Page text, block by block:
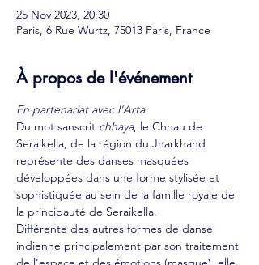
25 Nov 2023, 20:30
Paris, 6 Rue Wurtz, 75013 Paris, France
À propos de l'événement
En partenariat avec l'Arta
Du mot sanscrit chhaya, le Chhau de
Seraikella, de la région du Jharkhand
représente des danses masquées
développées dans une forme stylisée et
sophistiquée au sein de la famille royale de
la principauté de Seraikella.
Différente des autres formes de danse
indienne principalement par son traitement